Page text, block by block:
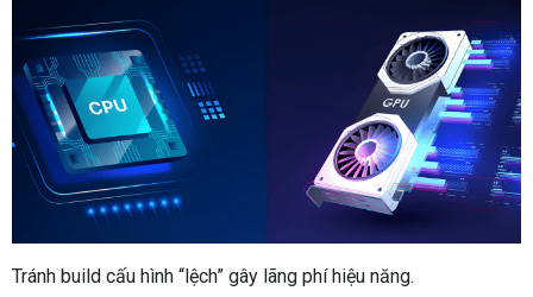
Tránh build cấu hình “lệch” gây lãng phí hiệu năng.